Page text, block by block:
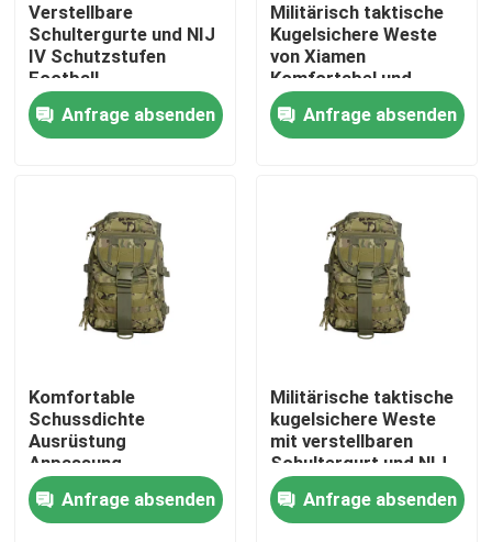
Zu Hause
Produkte
Videos
Über uns
Werksbesichtigung
Verstellbare
Schultergurte und NIJ
IV Schutzstufen
Football
Trainingsweste für
ultimative Leistung
Anfrage absenden
Militärisch taktische
Kugelsichere Weste
von Xiamen
Komfortabel und
Probe zur Verfügung
gestelltAnfrage absenden
Komfortable
Schussdichte
Ausrüstung
Anpassung
Dienstleistungen mit
Mindestbestellmenge
von 1000pcs
Anfrage absenden
Militärische taktische
kugelsichere Weste
mit verstellbaren
Schultergurt und NIJ
0101.06 Zertifizierung
Anfrage absenden